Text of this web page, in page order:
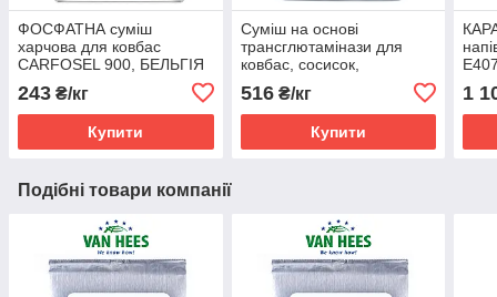
ФОСФАТНА суміш
харчова для ковбас
CARFOSEL 900, БЕЛЬГІЯ
243 ₴/кг
Купити
Суміш на основі
трансглютамінази для
ковбас, сосисок,
сардельок PRODAMIX F
TECH (Van Hees, ЄС)
516₴/кг
Купити
1
Подібні товари компанії